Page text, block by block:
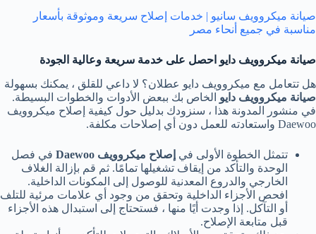
صيانة ميكروويف سانيو | خدمات إصلاح سريعة وموثوقة بأسعار
مناسبة في جميع أنحاء مصر
صيانة ميكروويف دايو احصل على خدمة سريعة وعالية الجودة
هل تتعامل مع ميكروويف دايو عطلان؟ لا داعي للقلق ، يمكنك بسهولة
صيانة ميكروويف دايو الخاص بك ببعض الأدوات والخطوات البسيطة.
في منشور المدونة هذا ، سنزودك بدليل حول كيفية إصلاح ميكروويف
Daewoo واستعادته للعمل دون أي إصلاحات مكلفة.
تتمثل الخطوة الأولى في إصلاح ميكروويف Daewoo
في فصل
الوحدة والتأكد من إيقاف تشغيلها تمامًا. ثم قم بإزالة الغلاف
الخارجي والدروع المعدنية للوصول إلى المكونات الداخلية.
افحص الأجزاء الداخلية وتحقق من وجود أي علامات مرئية للتلف
أو التآكل. إذا وجدت أيًا منها ، فستحتاج إلى استبدال هذه الأجزاء
قبل متابعة الإصلاح.